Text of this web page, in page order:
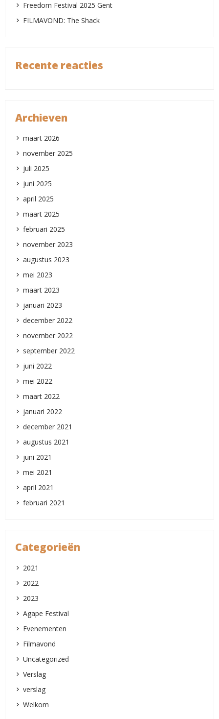
Freedom Festival 2025 Gent
FILMAVOND: The Shack
Recente reacties
Archieven
maart 2026
november 2025
juli 2025
juni 2025
april 2025
maart 2025
februari 2025
november 2023
augustus 2023
mei 2023
maart 2023
januari 2023
december 2022
november 2022
september 2022
juni 2022
mei 2022
maart 2022
januari 2022
december 2021
augustus 2021
juni 2021
mei 2021
april 2021
februari 2021
Categorieën
2021
2022
2023
Agape Festival
Evenementen
Filmavond
Uncategorized
Verslag
verslag
Welkom